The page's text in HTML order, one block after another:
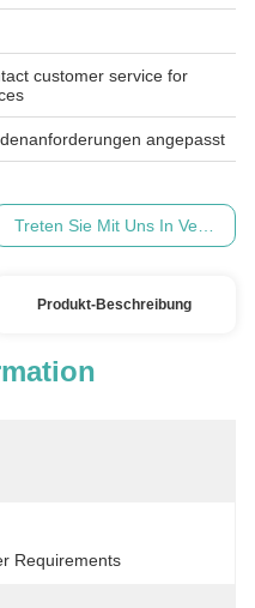
customer service for
angepasst
Treten Sie Mit Uns In
Produkt-Beschreibung
Requirements